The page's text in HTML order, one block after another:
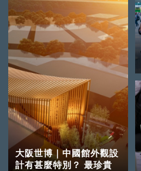
大阪世博｜中國館外觀設
計有甚麼特別？ 最珍貴